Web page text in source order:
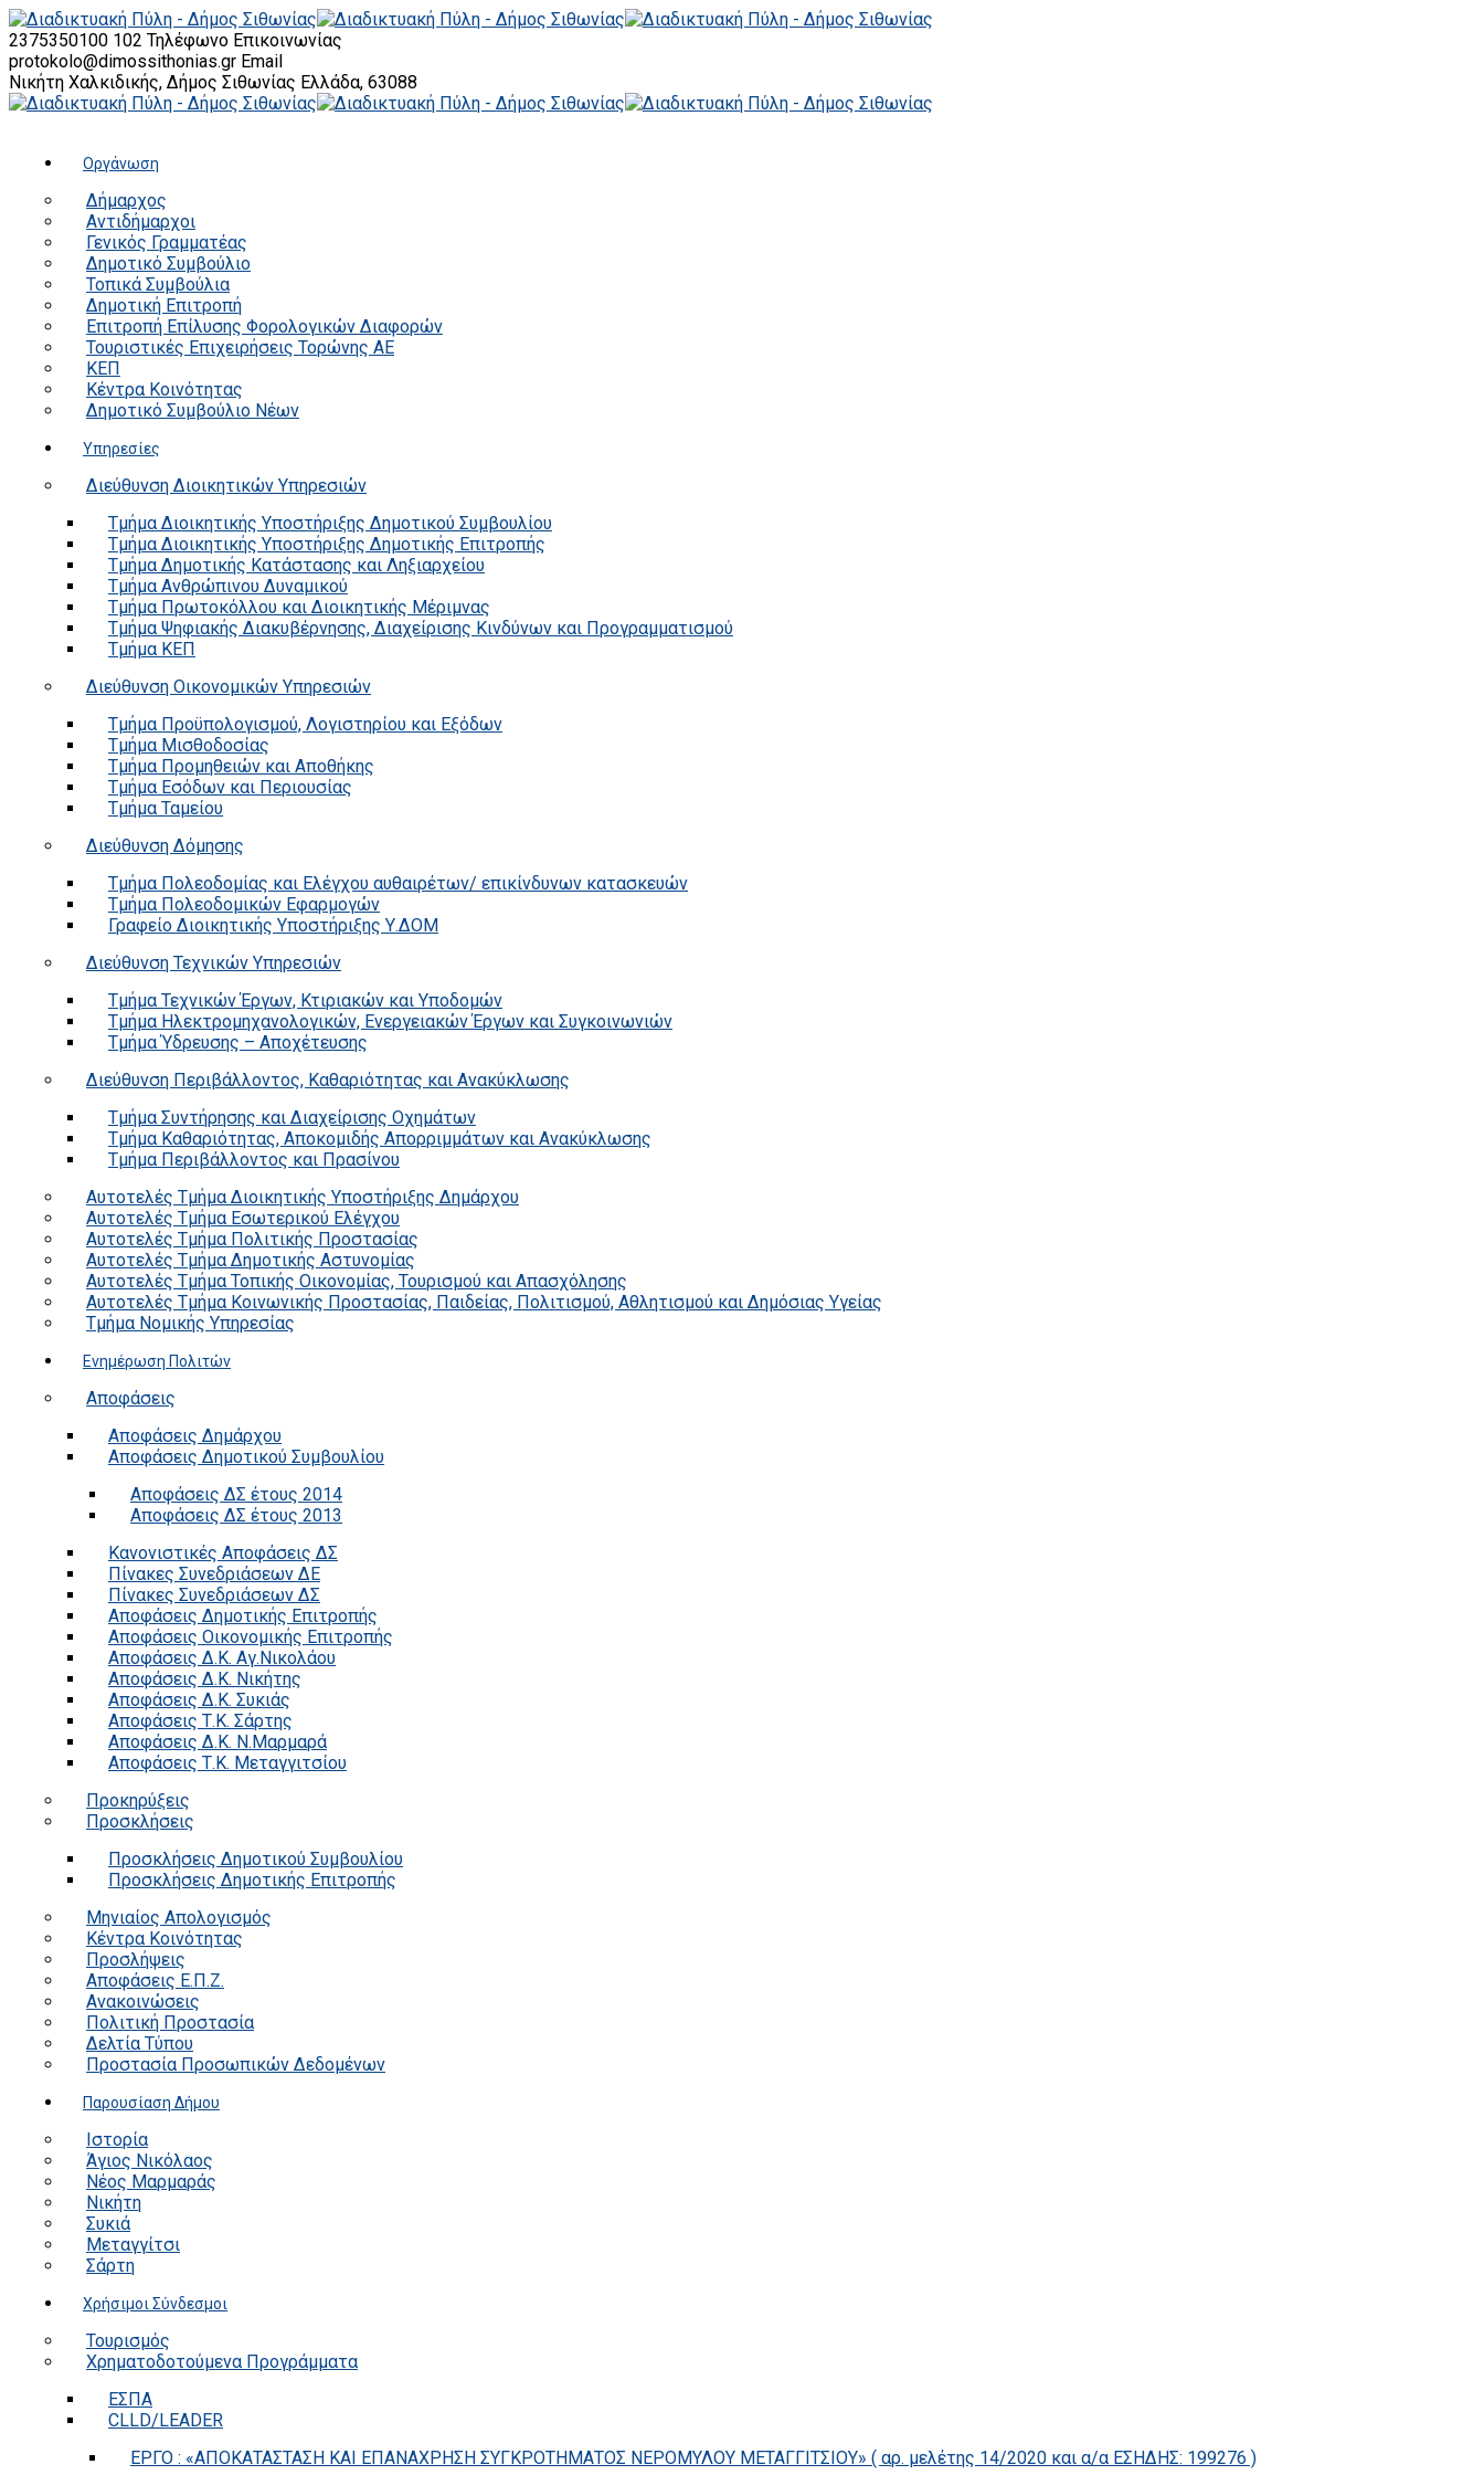
2375350100 102 Τηλέφωνο Επικοινωνίας
protokolo@dimossithonias.gr Email
Νικήτη Χαλκιδικής, Δήμος Σιθωνίας Ελλάδα, 63088
Οργάνωση
Δήμαρχος
Αντιδήμαρχοι
Γενικός Γραμματέας
Δημοτικό Συμβούλιο
Τοπικά Συμβούλια
Δημοτική Επιτροπή
Επιτροπή Επίλυσης Φορολογικών Διαφορών
Τουριστικές Επιχειρήσεις Τορώνης ΑΕ
ΚΕΠ
Κέντρα Κοινότητας
Δημοτικό Συμβούλιο Νέων
Υπηρεσίες
Διεύθυνση Διοικητικών Υπηρεσιών
Τμήμα Διοικητικής Υποστήριξης Δημοτικού Συμβουλίου
Τμήμα Διοικητικής Υποστήριξης Δημοτικής Επιτροπής
Τμήμα Δημοτικής Κατάστασης και Ληξιαρχείου
Τμήμα Ανθρώπινου Δυναμικού
Τμήμα Πρωτοκόλλου και Διοικητικής Μέριμνας
Τμήμα Ψηφιακής Διακυβέρνησης, Διαχείρισης Κινδύνων και Προγραμματισμού
Τμήμα ΚΕΠ
Διεύθυνση Οικονομικών Υπηρεσιών
Τμήμα Προϋπολογισμού, Λογιστηρίου και Εξόδων
Τμήμα Μισθοδοσίας
Τμήμα Προμηθειών και Αποθήκης
Τμήμα Εσόδων και Περιουσίας
Τμήμα Ταμείου
Διεύθυνση Δόμησης
Τμήμα Πολεοδομίας και Ελέγχου αυθαιρέτων/ επικίνδυνων κατασκευών
Τμήμα Πολεοδομικών Εφαρμογών
Γραφείο Διοικητικής Υποστήριξης Υ.ΔΟΜ
Διεύθυνση Τεχνικών Υπηρεσιών
Τμήμα Τεχνικών Έργων, Κτιριακών και Υποδομών
Τμήμα Ηλεκτρομηχανολογικών, Ενεργειακών Έργων και Συγκοινωνιών
Τμήμα Ύδρευσης – Αποχέτευσης
Διεύθυνση Περιβάλλοντος, Καθαριότητας και Ανακύκλωσης
Τμήμα Συντήρησης και Διαχείρισης Οχημάτων
Τμήμα Καθαριότητας, Αποκομιδής Απορριμμάτων και Ανακύκλωσης
Τμήμα Περιβάλλοντος και Πρασίνου
Αυτοτελές Τμήμα Διοικητικής Υποστήριξης Δημάρχου
Αυτοτελές Τμήμα Εσωτερικού Ελέγχου
Αυτοτελές Τμήμα Πολιτικής Προστασίας
Αυτοτελές Τμήμα Δημοτικής Αστυνομίας
Αυτοτελές Τμήμα Τοπικής Οικονομίας, Τουρισμού και Απασχόλησης
Αυτοτελές Τμήμα Κοινωνικής Προστασίας, Παιδείας, Πολιτισμού, Αθλητισμού και Δημόσιας Υγείας
Τμήμα Νομικής Υπηρεσίας
Ενημέρωση Πολιτών
Αποφάσεις
Αποφάσεις Δημάρχου
Αποφάσεις Δημοτικού Συμβουλίου
Αποφάσεις ΔΣ έτους 2014
Αποφάσεις ΔΣ έτους 2013
Κανονιστικές Αποφάσεις ΔΣ
Πίνακες Συνεδριάσεων ΔΕ
Πίνακες Συνεδριάσεων ΔΣ
Αποφάσεις Δημοτικής Επιτροπής
Αποφάσεις Οικονομικής Επιτροπής
Αποφάσεις Δ.Κ. Αγ.Νικολάου
Αποφάσεις Δ.Κ. Νικήτης
Αποφάσεις Δ.Κ. Συκιάς
Αποφάσεις Τ.Κ. Σάρτης
Αποφάσεις Δ.Κ. Ν.Μαρμαρά
Αποφάσεις Τ.Κ. Μεταγγιτσίου
Προκηρύξεις
Προσκλήσεις
Προσκλήσεις Δημοτικού Συμβουλίου
Προσκλήσεις Δημοτικής Επιτροπής
Μηνιαίος Απολογισμός
Κέντρα Κοινότητας
Προσλήψεις
Αποφάσεις Ε.Π.Ζ.
Ανακοινώσεις
Πολιτική Προστασία
Δελτία Τύπου
Προστασία Προσωπικών Δεδομένων
Παρουσίαση Δήμου
Ιστορία
Άγιος Νικόλαος
Νέος Μαρμαράς
Νικήτη
Συκιά
Μεταγγίτσι
Σάρτη
Χρήσιμοι Σύνδεσμοι
Τουρισμός
Χρηματοδοτούμενα Προγράμματα
ΕΣΠΑ
CLLD/LEADER
ΕΡΓΟ : «ΑΠΟΚΑΤΑΣΤΑΣΗ ΚΑΙ ΕΠΑΝΑΧΡΗΣΗ ΣΥΓΚΡΟΤΗΜΑΤΟΣ ΝΕΡΟΜΥΛΟΥ ΜΕΤΑΓΓΙΤΣΙΟΥ» ( αρ. μελέτης 14/2020 και α/α ΕΣΗΔΗΣ: 199276 )